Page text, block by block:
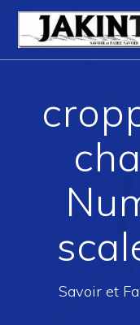
Savoir et